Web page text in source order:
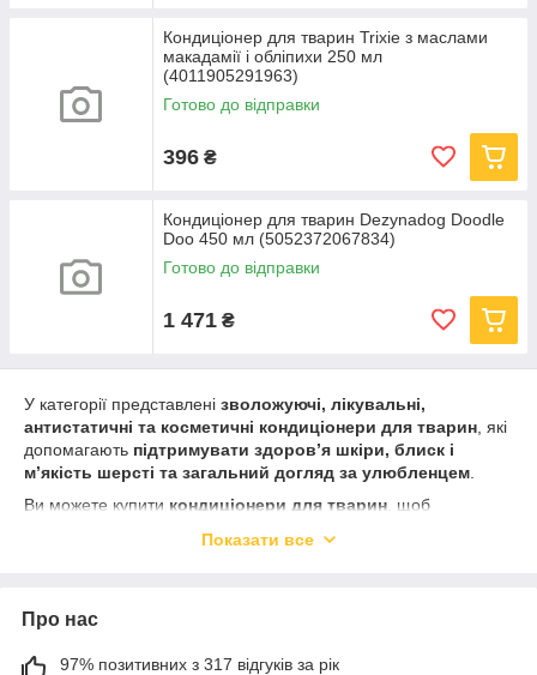
Кондиціонер для тварин Trixie з маслами
макадамії і обліпихи 250 мл
(4011905291963)
Готово до відправки
396 ₴
Кондиціонер для тварин Dezynadog Doodle
Doo 450 мл (5052372067834)
Готово до відправки
1 471 ₴
У категорії представлені зволожуючі, лікувальні,
антистатичні та косметичні кондиціонери для тварин , які
допомагають підтримувати здоров’я шкіри, блиск і
м’якість шерсті та загальний догляд за улюбленцем
Ви можете купити кондиціонери для тварин , щоб
улюбленців щодня
Показати все
Про нас
97% позитивних з 317 відгуків за рік